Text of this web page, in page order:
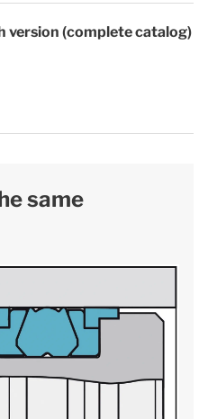
version (complete catalog)
same